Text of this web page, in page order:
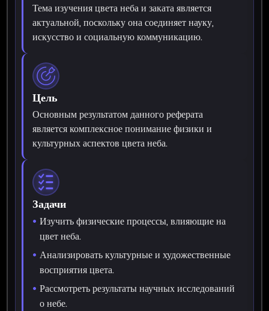
Тема изучения цвета неба и заката является
актуальной, поскольку она соединяет науку,
искусство и социальную коммуникацию.
Цель
Основным результатом данного реферата
является комплексное понимание физики и
культурных аспектов цвета неба.
Задачи
Изучить физические процессы, влияющие на
цвет неба.
Анализировать культурные и художественные
восприятия цвета.
Рассмотреть результаты научных исследований
о небе.